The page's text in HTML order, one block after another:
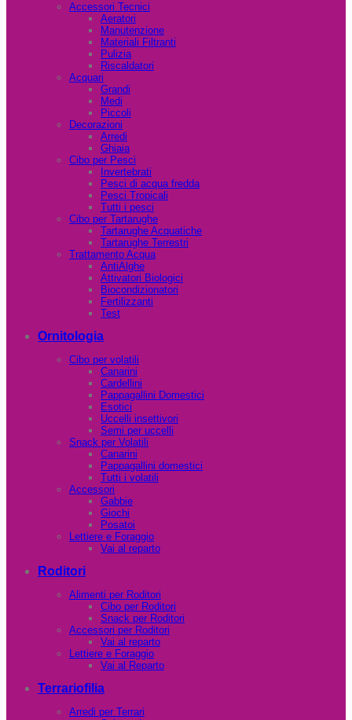
Accessori Tecnici
Aeratori
Manutenzione
Materiali Filtranti
Pulizia
Riscaldatori
Acquari
Grandi
Medi
Piccoli
Decorazioni
Arredi
Ghiaia
Cibo per Pesci
Invertebrati
Pesci di acqua fredda
Pesci Tropicali
Tutti i pesci
Cibo per Tartarughe
Tartarughe Acquatiche
Tartarughe Terrestri
Trattamento Acqua
AntiAlghe
Attivatori Biologici
Biocondizionatori
Fertilizzanti
Test
Ornitologia
Cibo per volatili
Canarini
Cardellini
Pappagallini Domestici
Esotici
Uccelli insettivori
Semi per uccelli
Snack per Volatili
Canarini
Pappagallini domestici
Tutti i volatili
Accessori
Gabbie
Giochi
Posatoi
Lettiere e Foraggio
Vai al reparto
Roditori
Alimenti per Roditori
Cibo per Roditori
Snack per Roditori
Accessori per Roditori
Vai al reparto
Lettiere e Foraggio
Vai al Reparto
Terrariofilia
Arredi per Terrari